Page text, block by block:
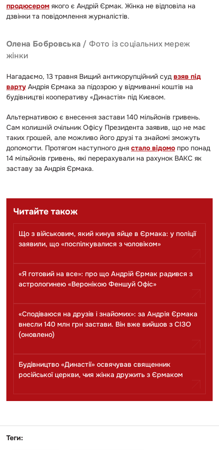
продюсером якого є Андрій Єрмак. Жінка не відповіла на
дзвінки та повідомлення журналістів.
Олена Бобровська / Фото із соціальних мереж
жінки
Нагадаємо, 13 травня Вищий антикорупційний суд взяв під
варту Андрія Єрмака за підозрою у відмиванні коштів на
будівництві кооперативу «Династія» під Києвом.
Альтернативою є внесення застави 140 мільйонів гривень.
Сам колишній очільник Офісу Президента заявив, що не має
таких грошей, але можливо його друзі та знайомі зможуть
допомогти. Протягом наступного дня стало відомо про понад
14 мільйонів гривень, які перерахували на рахунок ВАКС як
заставу за Андрія Єрмака.
Читайте також
Що з військовим, який кинув яйце в Єрмака: у поліції
заявили, що «поспілкувалися з чоловіком»
«Я готовий на все»: про що Андрій Єрмак радився з
астрологинею «Веронікою Феншуй Офіс»
«Сподіваюся на друзів і знайомих»: за Андрія Єрмака
внесли 140 млн грн застави. Він вже вийшов з СІЗО
(оновлено)
Будівництво «Династії» освячував священник
російської церкви, чия жінка дружить з Єрмаком
Теги: